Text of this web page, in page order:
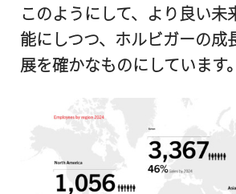
このようにして、より良い未
能にしつつ、ホルビガーの成
展を確かなものにしています。